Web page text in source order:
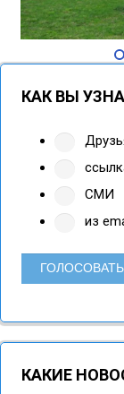
КАК ВЫ
СМИ
из
КАКИЕ